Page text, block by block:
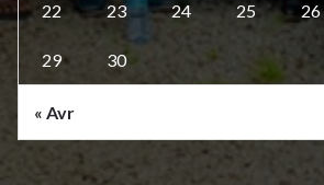
22 23 24 25 26
29 30
« Avr